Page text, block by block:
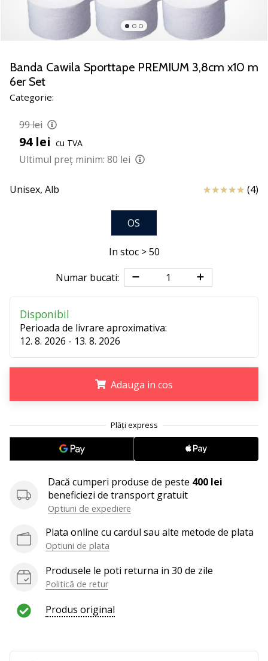
noii
pantofi
PUMA
Accelerate
NITRO
SQD
Află
care
sunt
actualizările
și
25. 11. 2024
2 min. de lectura
Devino
Ambasador
al
Ești
un
al
handbalului
ca
și
Alătură-
te
ca
Ambasador
brandului.
Banda Cawila Sporttape PREMIUM 3,8cm x10 m
6er Set
Categorie:
99 lei
94 lei cu TVA
Ultimul preț minim: 80 lei
Unisex, Alb Review (4)
OS
In stoc > 50
Numar bucati:
Disponibil
Perioada de livrare aproximativa:
12. 8. 2026 - 13. 8. 2026
Adauga in cos
Dacă cumperi produse de peste 400 lei
beneficiezi de transport gratuit
Optiuni de expediere
Plata online cu cardul sau alte metode de plata
Optiuni de plata
Produsele le poti returna in 30 de zile
Politică de retur
Produs original